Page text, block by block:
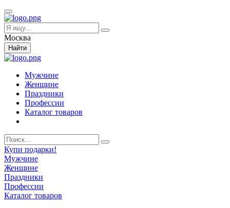
Москва
Найти
Мужчине
Женщине
Праздники
Профессии
Каталог товаров
Купи подарки!
Мужчине
Женщине
Праздники
Профессии
Каталог товаров